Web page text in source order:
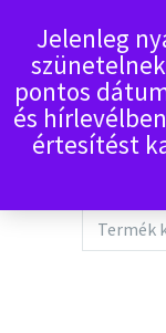
Jelenleg
pontos
és
értesítést